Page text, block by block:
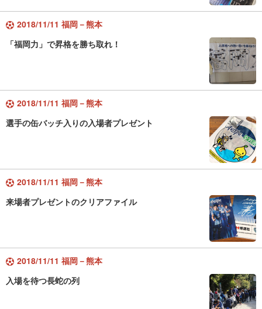
2018/11/11 福岡－熊本
「福岡力」で昇格を勝ち取れ！
2018/11/11 福岡－熊本
選手の缶バッチ入りの入場者プレゼント
2018/11/11 福岡－熊本
来場者プレゼントのクリアファイル
2018/11/11 福岡－熊本
入場を待つ長蛇の列